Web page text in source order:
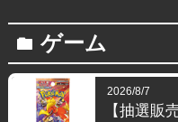
folder ゲーム
2026/8/7
【抽選販